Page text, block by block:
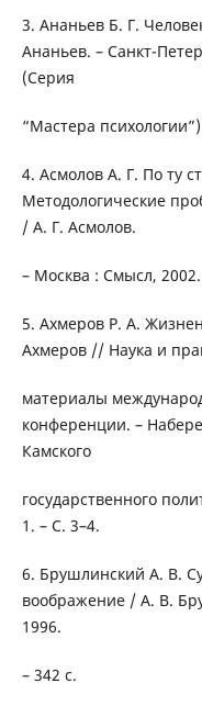
3. Ананьев Б. Г.
Ананьев. – Санкт-
(Серия
“Мастера
4. Асмолов А. Г. По ту
Методологические
/ А. Г. Асмолов.
– Москва : Смысл, 2002.
5. Ахмеров Р. А.
Ахмеров // Наука и
материалы
конференции. –
Камского
государственного
1. – С. 3–4.
6. Брушлинский A. B.
воображение / А. В.
1996.
– 342 с.